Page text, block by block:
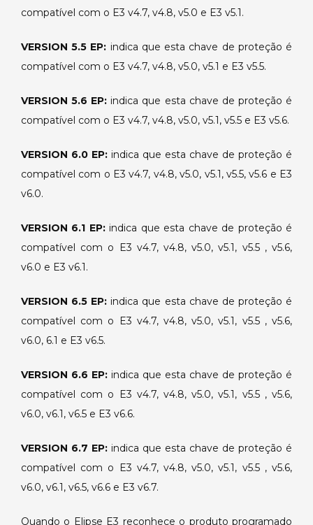
compatível com o E3 v4.7, v4.8, v5.0 e E3 v5.1.
VERSION 5.5 EP: indica que esta chave de proteção é
compatível com o E3 v4.7, v4.8, v5.0, v5.1 e E3 v5.5.
VERSION 5.6 EP: indica que esta chave de proteção é
compatível com o E3 v4.7, v4.8, v5.0, v5.1, v5.5 e E3 v5.6.
VERSION 6.0 EP: indica que esta chave de proteção é
compatível com o E3 v4.7, v4.8, v5.0, v5.1, v5.5, v5.6 e E3
v6.0.
VERSION 6.1 EP:indica que esta chave de proteção é
compatível com o E3 v4.7, v4.8, v5.0, v5.1, v5.5 , v5.6,
v6.0 e E3 v6.1.
VERSION 6.5 EP: indica que esta chave de proteção é
compatível com o E3 v4.7, v4.8, v5.0, v5.1, v5.5 , v5.6,
v6.0, 6.1 e E3 v6.5.
VERSION 6.6 EP: indica que esta chave de proteção é
compatível com o E3 v4.7, v4.8, v5.0, v5.1, v5.5 , v5.6,
v6.0, v6.1, v6.5 e E3 v6.6.
VERSION 6.7 EP: indica que esta chave de proteção é
compatível com o E3 v4.7, v4.8, v5.0, v5.1, v5.5 , v5.6,
v6.0, v6.1, v6.5, v6.6 e E3 v6.7.
Quando o Elipse E3 reconhece o produto programado